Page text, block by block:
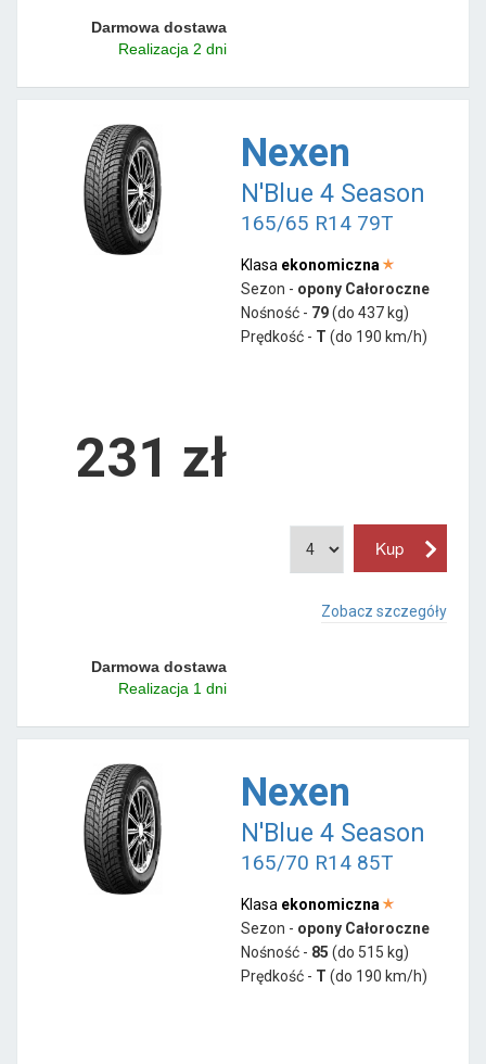
Darmowa dostawa
Realizacja 2 dni
Nexen
N'Blue 4 Season
165/65 R14 79T
Klasa ekonomiczna
Sezon - opony Całoroczne
Nośność - 79(do 437 kg)
Prędkość - T (do 190 km/h)
231 zł
Zobacz szczegóły
Darmowa dostawa
Realizacja 1 dni
Nexen
N'Blue 4 Season
165/70 R14 85T
Klasa ekonomiczna
Sezon - opony Całoroczne
Nośność - 85 (do 515 kg)
Prędkość - T (do 190 km/h)